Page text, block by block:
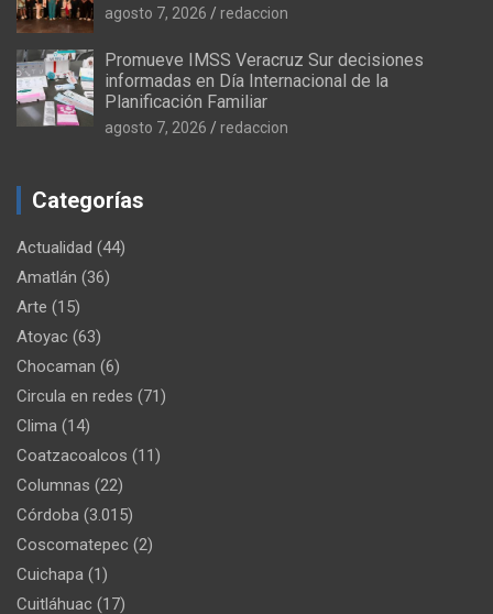
agosto 7, 2026 redaccion
Promueve IMSS Veracruz Sur decisiones
informadas en Día Internacional de la
Planificación Familiar
agosto 7, 2026 redaccion
Categorías
Actualidad (44)
Amatlán (36)
Arte (15)
Atoyac (63)
Chocaman (6)
Circula en redes (71)
Clima (14)
Coatzacoalcos (11)
Columnas (22)
Córdoba (3.015)
Coscomatepec (2)
Cuichapa (1)
Cuitláhuac (17)